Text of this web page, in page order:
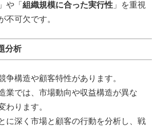
」や「 組織規模に合った実行性 」を重視
不可欠です。
分析
争構造や顧客特性があります。
業では、市場動向や収益構造が異な
わります。
に深く市場と顧客の行動を分析し、戦